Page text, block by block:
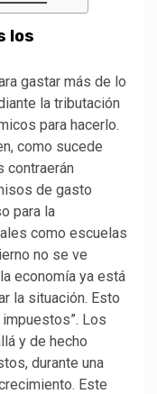
los
gastar más de lo
la tributación
para hacerlo.
como sucede
contraerán
de gasto
para la
como escuelas
no se ve
economía ya está
la situación. Esto
Los
y de hecho
durante una
Este